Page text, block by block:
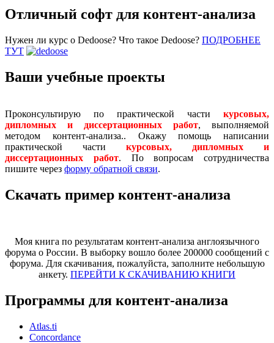
Отличный софт для контент-анализа
Нужен ли курс о Dedoose? Что такое Dedoose? ПОДРОБНЕЕ
ТУТ
Ваши учебные проекты
Проконсультирую по практической части курсовых,
дипломных и диссертационных работ, выполняемой
методом контент-анализа.. Окажу помощь написании
практической части курсовых, дипломных и
диссертационных работ. По вопросам сотрудничества
пишите через форму обратной связи.
Скачать пример контент-анализа
Моя книга по результатам контент-анализа англоязычного
форума о России. В выборку вошло более 200000 сообщений с
форума. Для скачивания, пожалуйста, заполните небольшую
анкету. ПЕРЕЙТИ К СКАЧИВАНИЮ КНИГИ
Программы для контент-анализа
Atlas.ti
Concordance